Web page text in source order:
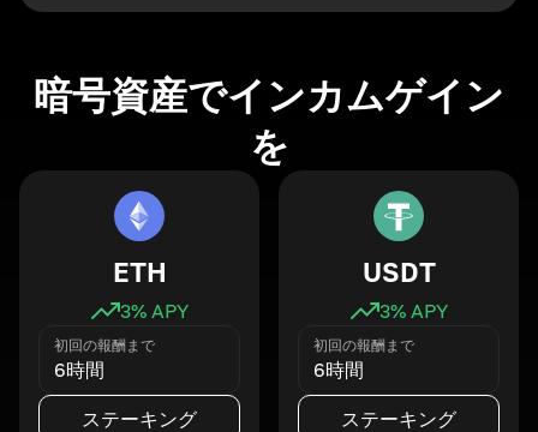
暗号資産でインカムゲイン
を
ETH
3% APY
初回の報酬まで
6時間
ステーキング
USDT
3% APY
初回の報酬まで
6時間
ステーキング